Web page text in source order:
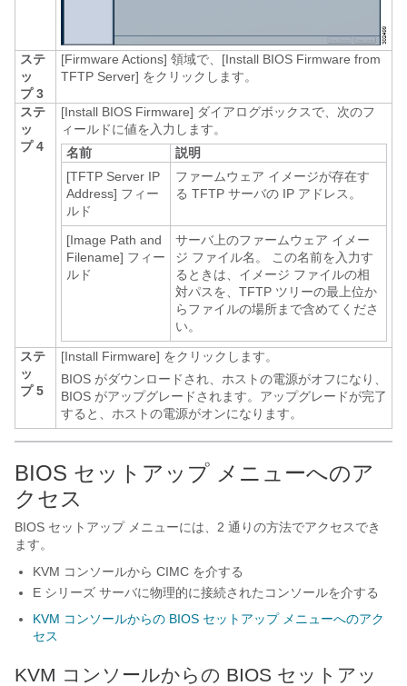
ステ
ッ
プ 3
[Firmware Actions] 領域で、[Install BIOS Firmware from
TFTP Server] をクリックします。
ステ
ッ
プ 4
[Install BIOS Firmware] ダイアログボックスで、次のフ
ィールドに値を入力します。
名前
説明
[TFTP Server IP
Address] フィー
ルド
ファームウェア イメージが存在す
る TFTP サーバの IP アドレス。
[Image Path and
Filename] フィー
ルド
サーバ上のファームウェア イメー
ジ ファイル名。 この名前を入力す
るときは、イメージ ファイルの相
対パスを、TFTP ツリーの最上位か
らファイルの場所まで含めてくださ
い。
ステ
ッ
プ 5
[Install Firmware] をクリックします。
BIOS がダウンロードされ、ホストの電源がオフになり、
BIOS がアップグレードされます。アップグレードが完了
すると、ホストの電源がオンになります。
BIOS セットアップ メニューへのア
クセス
BIOS セットアップ メニューには、2 通りの方法でアクセスでき
ます。
KVM コンソールから CIMC を介する
E シリーズ サーバに物理的に接続されたコンソールを介する
KVM コンソールからの BIOS セットアップ メニューへのアク
セス
KVM コンソールからの BIOS セットアッ